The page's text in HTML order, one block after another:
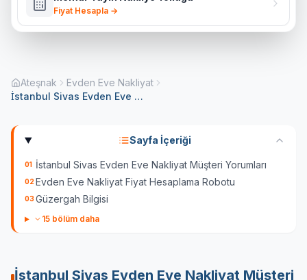
Fiyat Hesapla →
Ateşnak
Evden Eve Nakliyat
İstanbul Sivas Evden Eve Nakliyat
Sayfa İçeriği
01 İstanbul Sivas Evden Eve Nakliyat Müşteri Yorumları
02Evden Eve Nakliyat Fiyat Hesaplama Robotu
03Güzergah Bilgisi
15bölüm daha
İstanbul Sivas Evden Eve NakliyatMüşteri